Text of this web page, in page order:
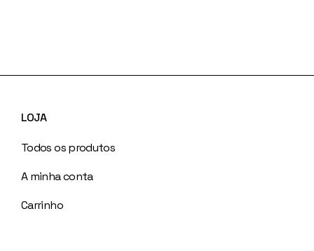
LOJA
Todos os produtos
A minha conta
Carrinho